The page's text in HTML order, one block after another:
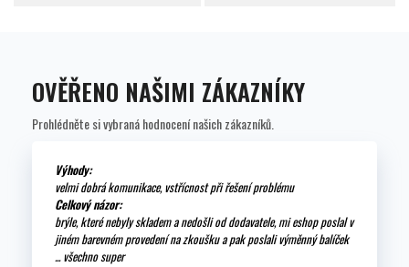
OVĚŘENO NAŠIMI ZÁKAZNÍKY
Prohlédněte si vybraná hodnocení našich zákazníků.
Výhody:
velmi dobrá komunikace, vstřícnost při řešení problému
Celkový názor:
brýle, které nebyly skladem a nedošli od dodavatele, mi eshop poslal v
jiném barevném provedení na zkoušku a pak poslali výměnný balíček
... všechno super